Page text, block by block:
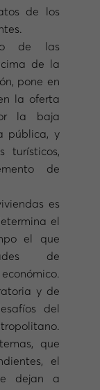
de los
de las
de la
pone en
la oferta
la baja
pública, y
turísticos,
de
es
el
el que
de
y de
del
que
el
dejan a